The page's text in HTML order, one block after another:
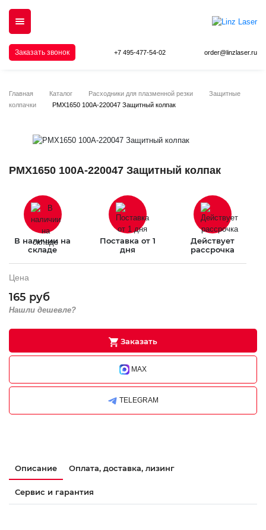
Заказать звонок +7 495-477-54-02 order@linzlaser.ru
Главная Каталог Расходники для плазменной резки
Защитные
колпачки
PMX1650 100A-220047 Защитный колпак
PMX1650 100A-220047 Защитный колпак
В наличии на
складе
Поставка от 1
дня
Действует
рассрочка
Цена
165 руб
Нашли дешевле?
Заказать
MAX
TELEGRAM
Описание Оплата, доставка, лизинг
Сервис и гарантия